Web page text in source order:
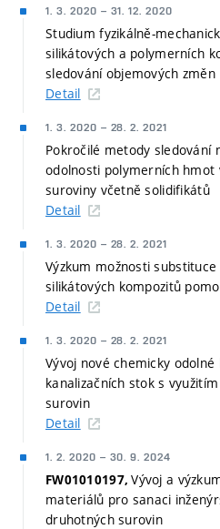
1. 3. 2020 – 31. 12. 2020
Studium fyzikálně-
silikátových a polymerních
sledování objemových změn
Detail
1. 3. 2020 – 28. 2. 2021
Pokročilé metody
odolnosti polymerních hmot
suroviny včetně solidifikátů
Detail
1. 3. 2020 – 28. 2. 2021
Výzkum možnosti
silikátových kompozitů
Detail
1. 3. 2020 – 28. 2. 2021
Vývoj nové chemicky
kanalizačních stok s
surovin
Detail
1. 2. 2020 – 30. 9. 2024
FW01010197,Vývoj a
materiálů pro sanaci
druhotných surovin